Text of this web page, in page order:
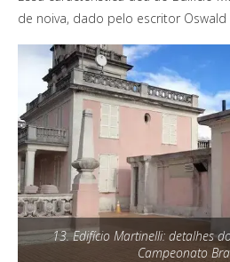
de noiva, dado pelo escritor Oswald
13. Edifício Martinelli: detalhes
Campeonato